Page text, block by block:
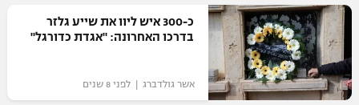
רץ ברשת
תוצאות
בית"ר ירושלים
מכבי תל אביב
הפועל תל אביב
ליגה צרפתית
ליגה הולנדית
הפועל חולון
הפועל ירושלים
דני אבדיה
כדוריד
כדורעף
שחייה
כ-300 איש ליוו את שייע גלזר
בדרכו האחרונה: "אגדת כדורגל"
אשר גולדברג | לפני 8 שנים